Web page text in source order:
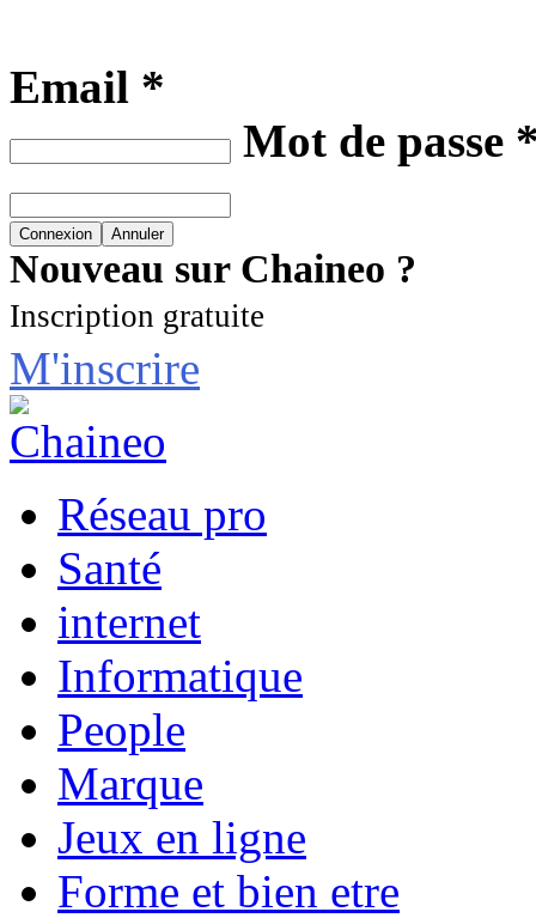
Email *
Mot de passe
Nouveau sur Chaineo ?
Inscription gratuite
M'inscrire
Réseau pro
Santé
internet
Informatique
People
Marque
Jeux en ligne
Forme et bien etre